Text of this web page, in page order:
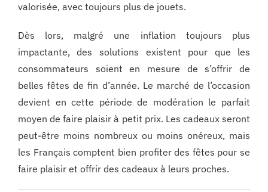
valorisée, avec toujours plus de jouets.
Dès lors, malgré une inflation toujours plus
impactante, des solutions existent pour que les
consommateurs soient en mesure de s’offrir de
belles fêtes de fin d’année. Le marché de l’occasion
devient en cette période de modération le parfait
moyen de faire plaisir à petit prix. Les cadeaux seront
peut-être moins nombreux ou moins onéreux, mais
les Français comptent bien profiter des fêtes pour se
faire plaisir et offrir des cadeaux à leurs proches.